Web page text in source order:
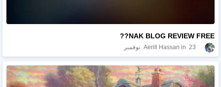
NAK BLOG REVIEW FREE??
Aerill Hassan 23 نوفمبر